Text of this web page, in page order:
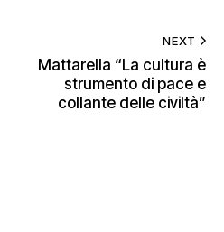
NEXT
Mattarella “La cultura è
strumento di pace e
collante delle civiltà”